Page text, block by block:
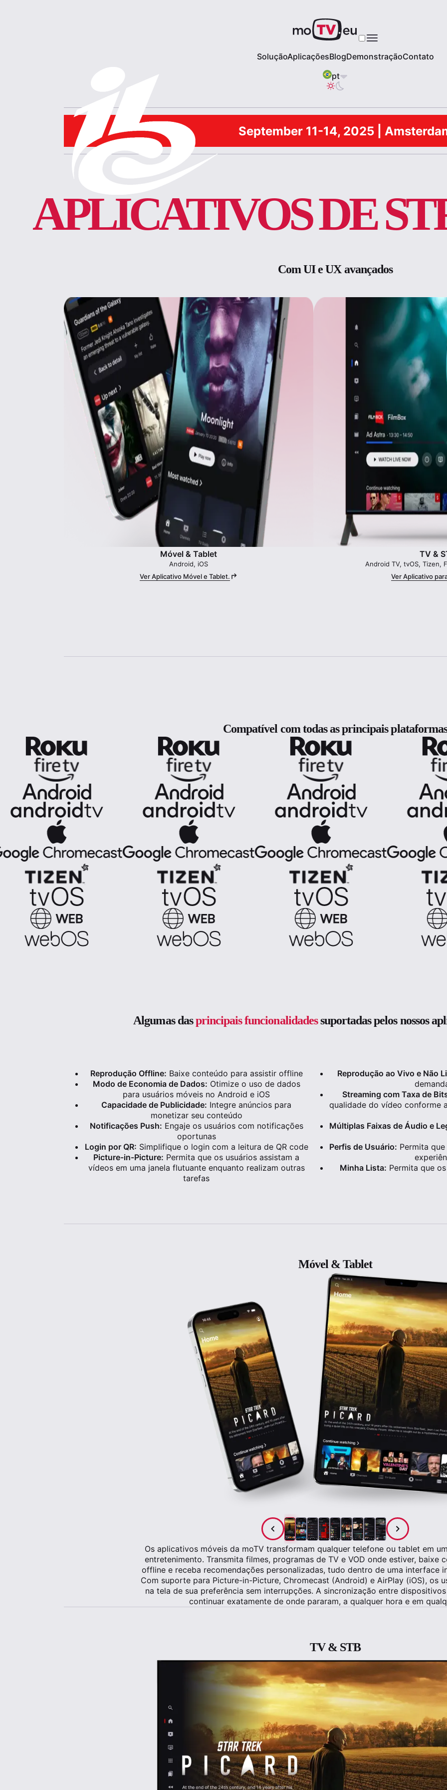
SoluçãoAplicaçõesBlogDemonstraçãoContato
pt
September 11-14, 2025 |
APLICATIVOS DE
Com UI e UX avançados
Móvel & Tablet
Android, iOS
Ver Aplicativo Móvel e Tablet.
TV &
Android TV, tvOS, Tizen,
Ver Aplicativo
Compatível com todas as principais plataformas
Algumas dasprincipais funcionalidadessuportadas pelos nossos
Reprodução Offline: Baixe conteúdo para assistir offline
Modo de Economia de Dados: Otimize o uso de dados
para usuários móveis no Android e iOS
Capacidade de Publicidade: Integre anúncios para
monetizar seu conteúdo
Notificações Push: Engaje os usuários com notificações
oportunas
Login por QR: Simplifique o login com a leitura de QR code
Picture-in-Picture: Permita que os usuários assistam a
vídeos em uma janela flutuante enquanto realizam outras
tarefas
Reprodução ao Vivo e Não
Streaming com Taxa de
qualidade do vídeo conforme
Múltiplas Faixas de Áudio e
Perfis de Usuário: Permita
Minha Lista: Permita que
Móvel & Tablet
Os aplicativos móveis da moTV transformam qualquer telefone ou tablet em
entretenimento. Transmita filmes, programas de TV e VOD onde estiver, baixe
offline e receba recomendações personalizadas, tudo dentro de uma interface
Com suporte para Picture-in-Picture, Chromecast (Android) e AirPlay (iOS), os
na tela de sua preferência sem interrupções. A sincronização entre
continuar exatamente de onde pararam, a qualquer hora e em
TV & STB